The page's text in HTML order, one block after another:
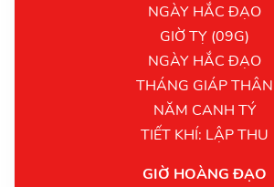
NGÀY HẮC ĐẠO
GIỜ TỴ (09G)
NGÀY HẮC ĐẠO
THÁNG GIÁP THÂN
NĂM CANH TÝ
TIẾT KHÍ: LẬP THU
GIỜ HOÀNG ĐẠO